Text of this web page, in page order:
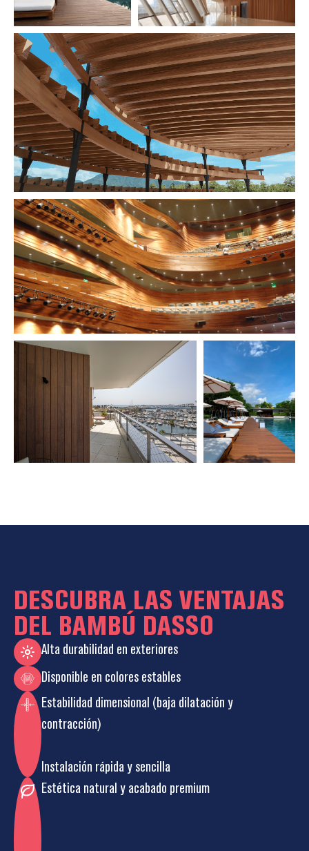
DESCUBRA LAS VENTAJAS
DEL BAMBÚ DASSO
Alta durabilidad en exteriores
Disponible en colores estables
Estabilidad dimensional (baja dilatación y
contracción)
Instalación rápida y sencilla
Estética natural y acabado premium